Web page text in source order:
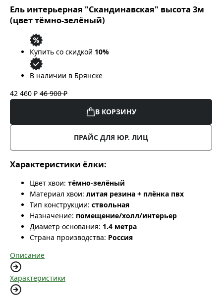
Ель интерьерная "Скандинавская" высота 3м
(цвет тёмно-зелёный)
Купить со скидкой 10%
В наличии в Брянске
42 460 ₽ 46 900 ₽
В КОРЗИНУ
ПРАЙС ДЛЯ ЮР. ЛИЦ
Характеристики ёлки:
Цвет хвои: тёмно-зелёный
Материал хвои: литая резина + плёнка пвх
Тип конструкции: ствольная
Назначение: помещение/холл/интерьер
Диаметр основания: 1.4 метра
Страна производства: Россия
Описание
Характеристики